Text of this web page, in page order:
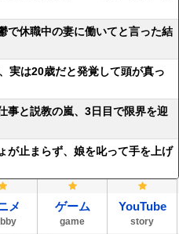
で休職中の妻に働いてと言った結
実は20歳だと発覚して頭が真っ
事と説教の嵐、3日目で限界を迎
が止まらず、娘を叱って手を上げ
メ ゲーム
game
YouTube
story